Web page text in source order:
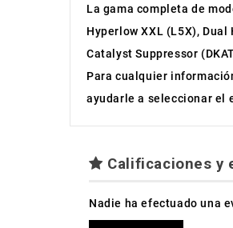
La gama completa de
Hyperlow XXL (L5X),
Catalyst Suppressor
Para cualquier
ayudarle a seleccionar el
Calificaciones y
Nadie ha efectuado una